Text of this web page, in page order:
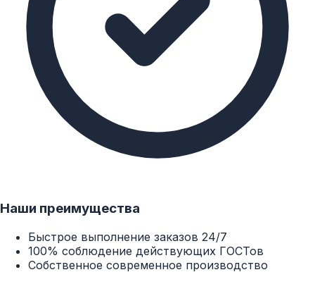
Стальная труба б/у: цена и сферы
применения
Расценки на б/у продукцию представлены в онлайн-
каталоге сайта "Металл Комплект Энерго". В
основном они зависят от изначальных характеристик
труб, и от степени их износа на момент продажи. Где
можно использовать такие изделия - без нарушения
ГОСТов и СНиПов? Так, сегодня продажа трубы б/у
возведения опорных конструкций: свай, столбов,
рекламных стоек;
создания "футляров" вокруг ПВХ-труб и
подземных кабельных систем;
Наши преимущества
Быстрое выполнение заказов 24/7
100% соблюдение действующих ГОСТов
Собственное современное производство